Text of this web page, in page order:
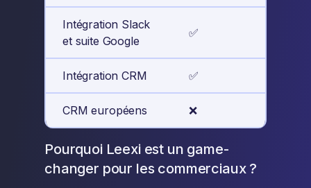
Intégration Slack
et suite Google
✅
Intégration CRM ✅
CRM européens ❌
Pourquoi Leexi est un game-
changer pour les commerciaux ?